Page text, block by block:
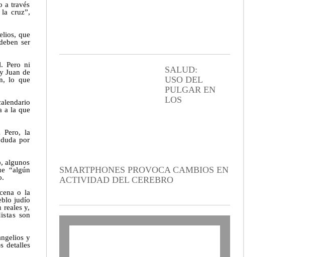
a través
cruz”,
que
ser
Pero ni
Juan de
lo que
a la que
Pero, la
por
algunos
“algún
o la
judío
reales y,
son
y
detalles
SALUD:
USO DEL
PULGAR EN
LOS
SMARTPHONES PROVOCA CAMBIOS EN
ACTIVIDAD DEL CEREBRO